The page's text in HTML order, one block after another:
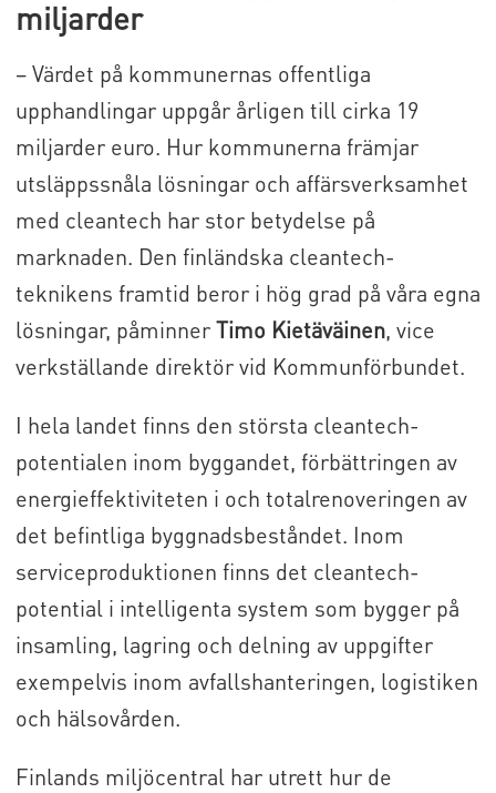
miljarder
– Värdet på kommunernas offentliga
upphandlingar uppgår årligen till cirka 19
miljarder euro. Hur kommunerna främjar
utsläppssnåla lösningar och affärsverksamhet
med cleantech har stor betydelse på
marknaden. Den finländska cleantech-
teknikens framtid beror i hög grad på våra egna
lösningar, påminnerTimo Kietäväinen, vice
verkställande direktör vid Kommunförbundet.
I hela landet finns den största cleantech-
potentialen inom byggandet, förbättringen av
energieffektiviteten i och totalrenoveringen av
det befintliga byggnadsbeståndet. Inom
serviceproduktionen finns det cleantech-
potential i intelligenta system som bygger på
insamling, lagring och delning av uppgifter
exempelvis inom avfallshanteringen, logistiken
och hälsovården.
Finlands miljöcentral har utrett hur de